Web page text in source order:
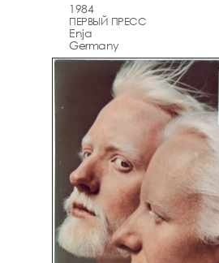
1984
ПЕРВЫЙ ПРЕСС
Enja
Germany